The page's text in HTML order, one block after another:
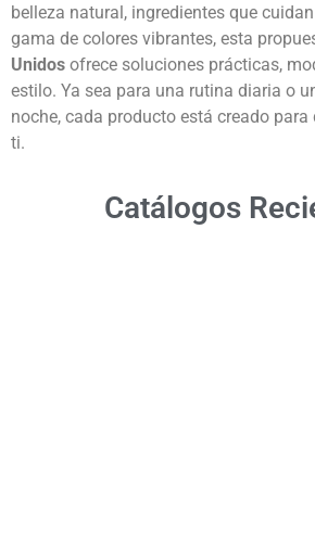
belleza natural, ingredientes que
gama de colores vibrantes, esta
Unidos ofrece soluciones prácticas,
estilo. Ya sea para una rutina diaria o
noche, cada producto está creado
ti.
Catálogos